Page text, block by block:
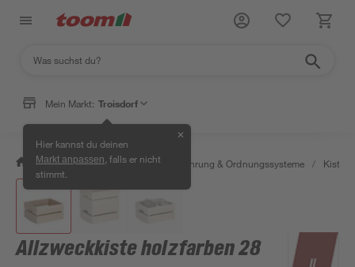
Mein Markt: Troisdorf
Hier kannst du deinen
Markt anpassen , falls er nicht
stimmt.
✕
/ Wohnen & Haushalt / Aufbewahrung & Ordnungssysteme / Kisten
Allzweckkiste holzfarben 28